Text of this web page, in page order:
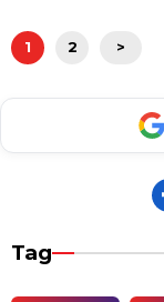
1 2 >
Tag